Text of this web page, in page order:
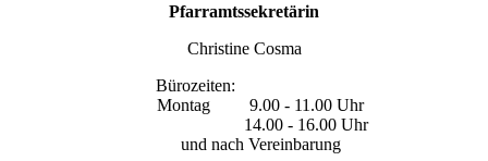
Pfarramtssekretärin
Christine Cosma
Bürozeiten:
Montag 9.00 - 11.00 Uhr
14.00 - 16.00 Uhr
und nach Vereinbarung